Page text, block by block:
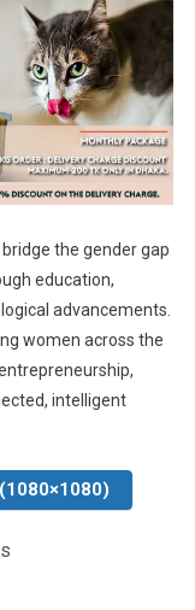
bridge the gender gap
education,
advancements.
women across the
intelligent